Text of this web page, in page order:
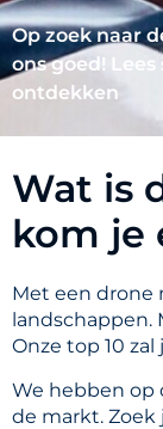
Op zoek naar
ons goed!
ontdekken
Wat is
kom je
Met een drone
Onze top 10
We hebben op
de markt. Zoek